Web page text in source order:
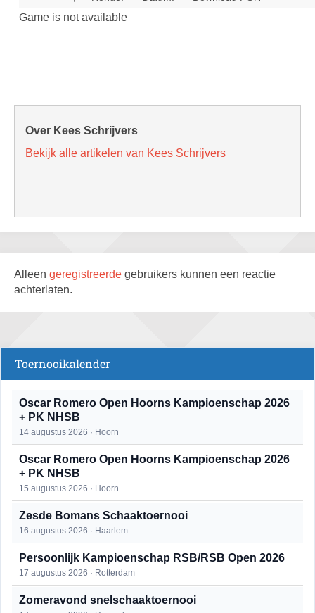
Over Kees Schrijvers
Bekijk alle artikelen van Kees Schrijvers
Alleen geregistreerde gebruikers kunnen een reactie
achterlaten.
Toernooikalender
Oscar Romero Open Hoorns Kampioenschap 2026
+ PK NHSB
14 augustus 2026 · Hoorn
Oscar Romero Open Hoorns Kampioenschap 2026
+ PK NHSB
15 augustus 2026 · Hoorn
Zesde Bomans Schaaktoernooi
16 augustus 2026 · Haarlem
Persoonlijk Kampioenschap RSB/RSB Open 2026
17 augustus 2026 · Rotterdam
Zomeravond snelschaaktoernooi